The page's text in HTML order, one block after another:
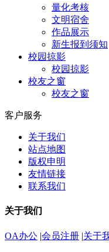
量化考核
文明宿舍
作品展示
新生报到须知
校园掠影
校园掠影
校友之窗
校友之窗
客户服务
关于我们
站点地图
版权申明
友情链接
联系我们
关于我们
OA办公 |会员注册 |关于